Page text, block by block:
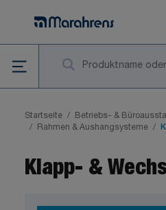
Startseite /
Betriebs- &
/
Rahmen & Aushangsysteme /
Klapp- &